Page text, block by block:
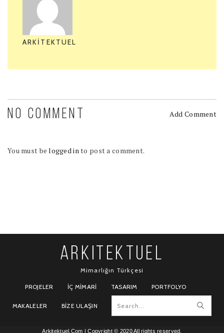
ARKITEKTUEL
NO COMMENT Add Comment
You must belogged into post a comment.
ARKITEKTUEL
Mimarlığın Türkçesi
PROJELER İÇ MIMARI TASARIM PORTFOLYO
MAKALELER BIZE ULAŞIN
Arkitektuel.Com | Copyright © 2020 All rights reserved.